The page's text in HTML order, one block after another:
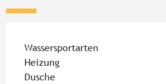
Wassersportarten
Heizung
Dusche